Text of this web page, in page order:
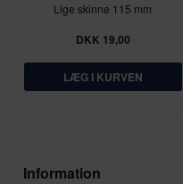
Lige skinne 115 mm
DKK 19,00
Information